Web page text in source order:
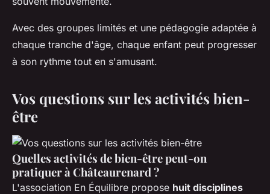
Avec des groupes limités et une pédagogie adaptée à
chaque tranche d'âge, chaque enfant peut progresser
à son rythme tout en s'amusant.
Vos questions sur les activités bien-
être
Quelles activités de bien-être peut-on
pratiquer à Châteaurenard ?
L'association En Équilibre propose huit disciplines